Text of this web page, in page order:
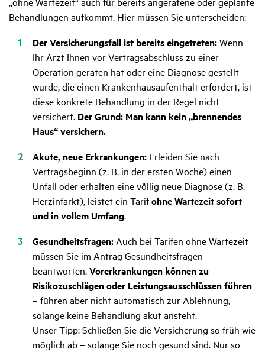
Behandlungen aufkommt. Hier müssen Sie unterscheiden:
Der Versicherungsfall ist bereits eingetreten:Wenn
Ihr Arzt Ihnen vor Vertragsabschluss zu einer
Operation geraten hat oder eine Diagnose gestellt
wurde, die einen Krankenhausaufenthalt erfordert, ist
diese konkrete Behandlung in der Regel nicht
versichert. Der Grund: Man kann kein „brennendes
Haus“ versichern.
Akute, neue Erkrankungen: Erleiden Sie nach
Vertragsbeginn (z. B. in der ersten Woche) einen
Unfall oder erhalten eine völlig neue Diagnose (z. B.
Herzinfarkt), leistet ein Tarifohne Wartezeit sofort
und in vollem Umfang.
Gesundheitsfragen: Auch bei Tarifen ohne Wartezeit
müssen Sie im Antrag Gesundheitsfragen
beantworten.Vorerkrankungen können zu
Risikozuschlägen oder Leistungsausschlüssen führen
– führen aber nicht automatisch zur Ablehnung,
solange keine Behandlung akut ansteht.
Unser Tipp: Schließen Sie die Versicherung so früh wie
möglich ab – solange Sie noch gesund sind. Nur so